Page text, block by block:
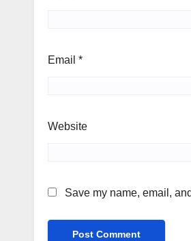
Email *
Website
Save my name, email,